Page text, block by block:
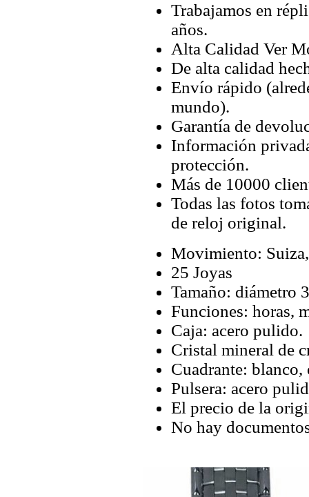
Trabajamos en
años.
Alta Calidad Ver
De alta calidad
Envío rápido
mundo).
Garantía de
Información
protección.
Más de 10000
Todas las fotos
de reloj original.
Movimiento:
25 Joyas
Tamaño: diámetro
Funciones: horas,
Caja: acero pulido.
Cristal mineral de
Cuadrante: blanco,
Pulsera: acero
El precio de la
No hay